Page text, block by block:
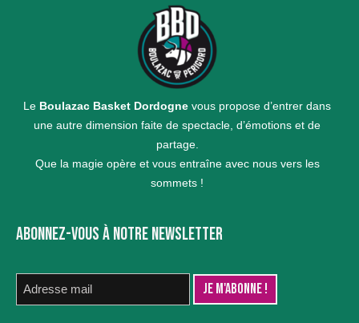
Le Boulazac Basket Dordogne vous propose d’entrer dans
une autre dimension faite de spectacle, d’émotions et de
partage.
Que la magie opère et vous entraîne avec nous vers les
sommets !
ABONNEZ-VOUS À NOTRE NEWSLETTER